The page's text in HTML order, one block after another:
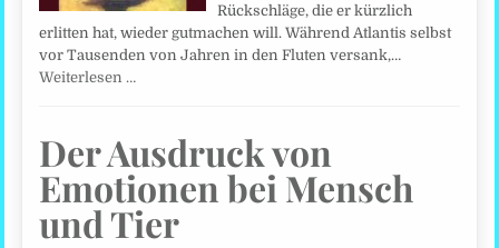
Rückschläge, die er kürzlich
erlitten hat, wieder gutmachen will. Während Atlantis selbst
vor Tausenden von Jahren in den Fluten versank,…
Weiterlesen …
Der Ausdruck von
Emotionen bei Mensch
und Tier